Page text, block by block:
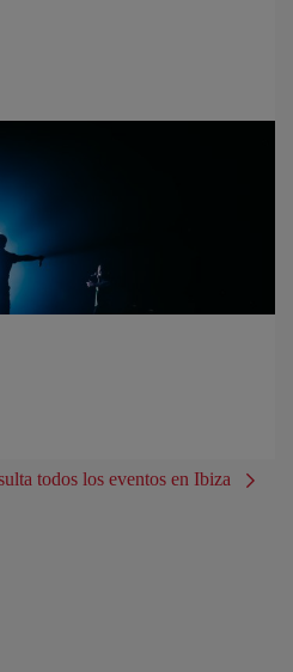
todos los eventos en Ibiza